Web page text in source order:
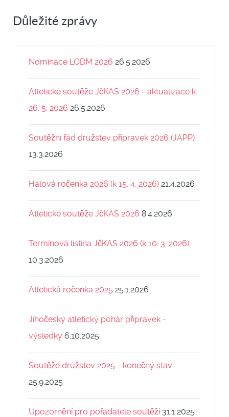
Důležité zprávy
Nominace LODM 2026 26.5.2026
Atletické soutěže JčKAS 2026 - aktualizace k
26. 5. 2026 26.5.2026
Soutěžní řád družstev přípravek 2026 (JAPP)
13.3.2026
Halová ročenka 2026 (k 15. 4. 2026) 21.4.2026
Atletické soutěže JčKAS 2026 8.4.2026
Termínová listina JčKAS 2026 (k 10. 3. 2026)
10.3.2026
Atletická ročenka 2025 25.1.2026
Jihočeský atletický pohár přípravek -
výsledky 6.10.2025
Soutěže družstev 2025 - konečný stav
25.9.2025
Upozornění pro pořadatele soutěží 31.1.2025